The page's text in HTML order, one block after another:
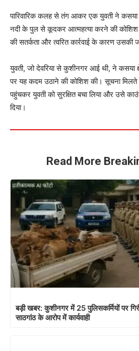
पारिवारिक कलह से तंग आकर एक युवती ने कसया
नदी के पुल से कूदकर आत्महत्या करने की कोशिश
की सतर्कता और त्वरित कार्रवाई के कारण उसकी
युवती, जो देवरिया से कुशीनगर आई थी, ने कसया
पर यह कदम उठाने की कोशिश की। सूचना मिलते
पहुंचकर युवती को सुरक्षित बचा लिया और उसे
दिया।
Read More
बड़ी खबर: कुशीनगर में 25 पुलिसकर्मियों पर
साठगांठ के आरोप में कार्यवाही